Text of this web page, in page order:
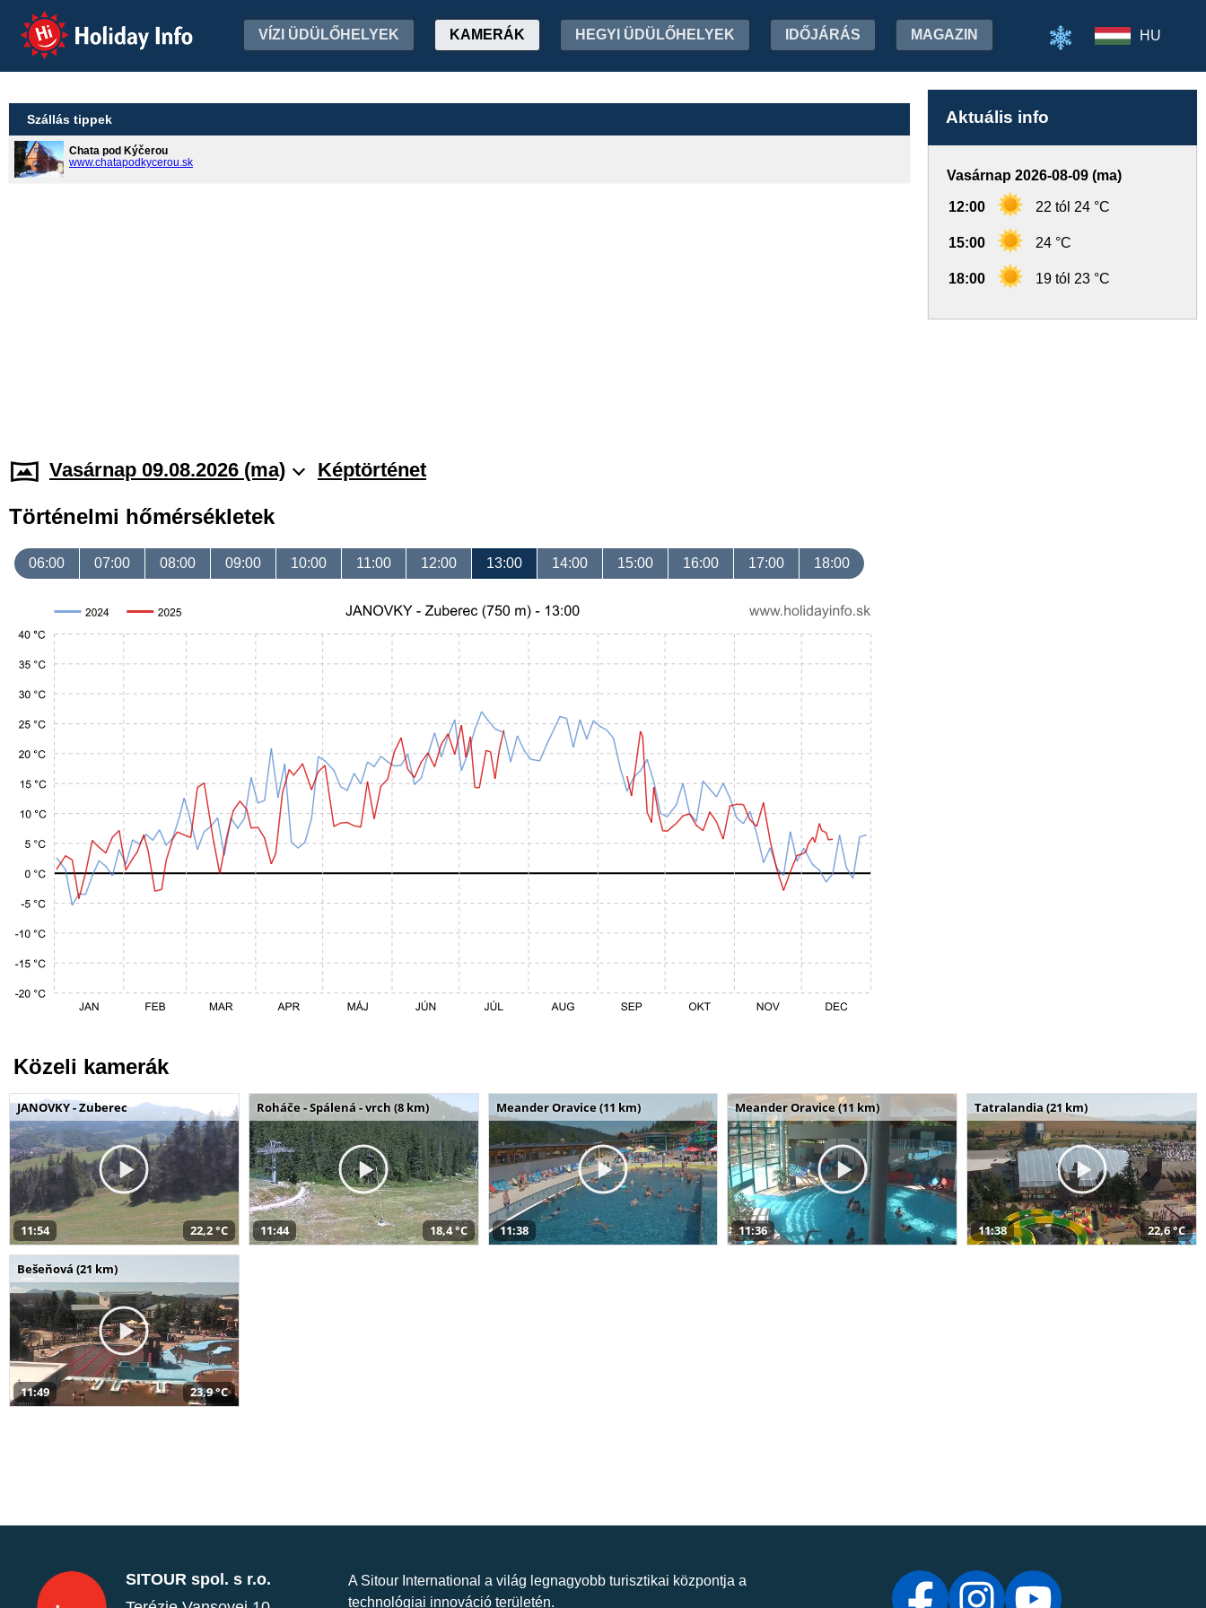
Holiday Info VÍZI ÜDÜLŐHELYEK KAMERÁK HEGYI ÜDÜLŐHELYEK IDŐJÁRÁS MAGAZIN HU
Szállás tippek
Chata pod Kýčerou
www.chatapodkycerou.sk
Aktuális info
Vasárnap 2026-08-09 (ma)
12:00 22 tól 24 °C
15:00 24 °C
18:00 19 tól 23 °C
Vasárnap 09.08.2026 (ma) Képtörténet
Történelmi hőmérsékletek
06:00 07:00 08:00 09:00 10:00 11:00 12:00 13:00 14:00 15:00 16:00 17:00 18:00
Közeli kamerák
JANOVKY - Zuberec
11:54 22,2 °C
Roháče - Spálená - vrch (8 km)
11:44 18,4 °C
Meander Oravice (11 km)
11:38
Meander Oravice (11 km)
11:36
Tatralandia (21 km)
11:38 22,6 °C
Bešeňová (21 km)
11:49 23,9 °C
SITOUR spol. s r.o.
A Sitour International a világ legnagyobb turisztikai központja a
technológiai innováció területén.